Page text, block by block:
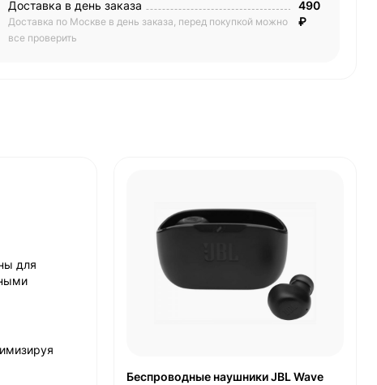
Доставка в день заказа
Доставка по Москве в день заказа, перед покупкой можно
все проверить
490
₽
для
Беспроводные наушники JBL Wave